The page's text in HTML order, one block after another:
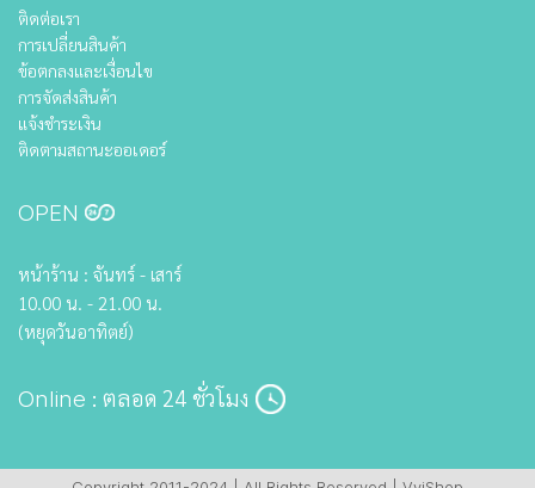
ติดต่อเรา
การเปลี่ยนสินค้า
ข้อตกลงและเงื่อนไข
การจัดส่งสินค้า
แจ้งชำระเงิน
ติดตามสถานะออเดอร์
OPEN
หน้าร้าน : จันทร์ - เสาร์
10.00 น. - 21.00 น.
(หยุดวันอาทิตย์)
Online : ตลอด 24 ชั่วโมง